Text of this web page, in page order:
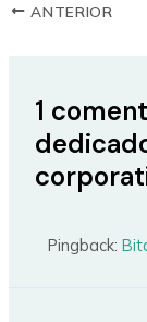
ANTERIOR
1
Pingback: